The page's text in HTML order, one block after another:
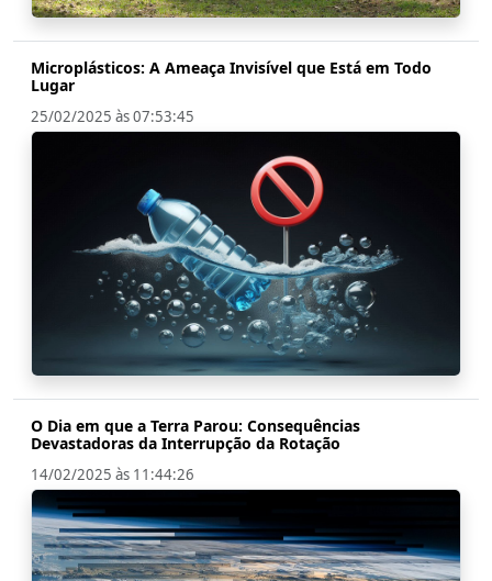
Microplásticos: A Ameaça Invisível que Está em Todo
Lugar
25/02/2025 às 07:53:45
O Dia em que a Terra Parou: Consequências
Devastadoras da Interrupção da Rotação
14/02/2025 às 11:44:26